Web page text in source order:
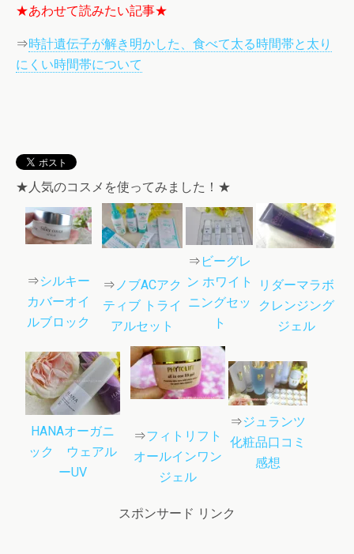
★あわせて読みたい記事★
⇒時計遺伝子が解き明かした、食べて太る時間帯と太り
にくい時間帯について
★人気のコスメを使ってみました！★
⇒シルキー
カバーオイ
ルブロック
⇒ ノブACアク
ティブ トライ
アルセット
⇒ ビーグレ
ン ホワイト
ニングセッ
ト
リダーマラボ
クレンジング
ジェル
HANAオーガニ
ック ウェアル
ーUV
⇒フィトリフト
オールインワン
ジェル
⇒ジュランツ
化粧品口コミ
感想
スポンサード リンク